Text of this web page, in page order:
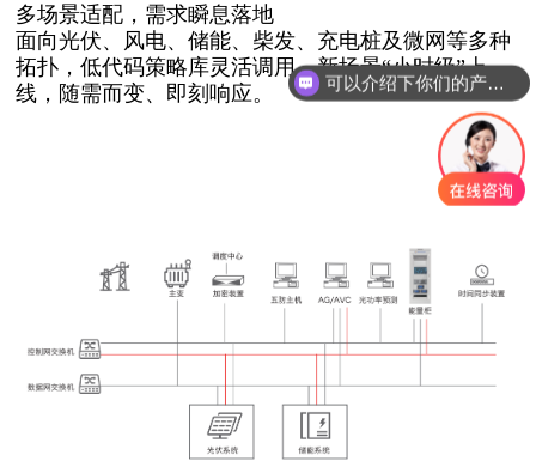
多场景适配，需求瞬息落地
面向光伏、风电、储能、柴发、充电桩及微网等多种
拓扑，低代码策略库灵活调用，新场景“小时级”上
线，随需而变、即刻响应。
可以介绍下你们的产品么